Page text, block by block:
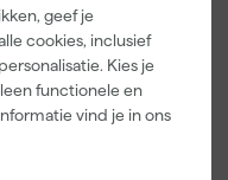
geef je
cookies, inclusief
Kies je
functionele en
vind je in ons